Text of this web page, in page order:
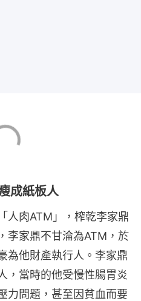
成紙板人
人肉ATM」，榨乾李家鼎
李家鼎不甘淪為ATM，於
為他財產執行人。李家鼎
，當時的他受慢性腸胃炎
力問題，甚至因貧血而要